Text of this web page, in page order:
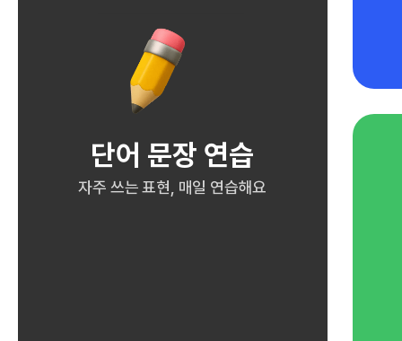
단어 문장 연습
자주 쓰는 표현, 매일 연습해요